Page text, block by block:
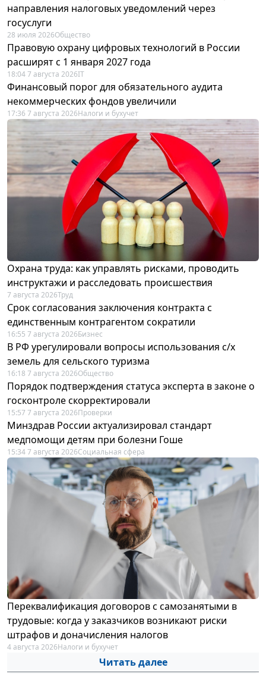
направления налоговых уведомлений через
госуслуги
28 июля 2026Общество
Правовую охрану цифровых технологий в России
расширят с 1 января 2027 года
18:04 7 августа 2026IT
Финансовый порог для обязательного аудита
некоммерческих фондов увеличили
17:36 7 августа 2026Налоги и бухучет
Охрана труда: как управлять рисками, проводить
инструктажи и расследовать происшествия
7 августа 2026Труд
Срок согласования заключения контракта с
единственным контрагентом сократили
16:55 7 августа 2026Бизнес
В РФ урегулировали вопросы использования с/х
земель для сельского туризма
16:18 7 августа 2026Общество
Порядок подтверждения статуса эксперта в законе о
госконтроле скорректировали
15:57 7 августа 2026Проверки
Минздрав России актуализировал стандарт
медпомощи детям при болезни Гоше
15:34 7 августа 2026Социальная сфера
Переквалификация договоров с самозанятыми в
трудовые: когда у заказчиков возникают риски
штрафов и доначисления налогов
4 августа 2026Налоги и бухучет
Читать далее